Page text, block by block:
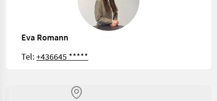
Eva Romann
Tel:+436645 *****